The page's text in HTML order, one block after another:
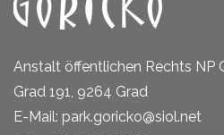
Anstalt öffentlichen Rechts NP
Grad 191, 9264 Grad
E-Mail: park.goricko@siol.net